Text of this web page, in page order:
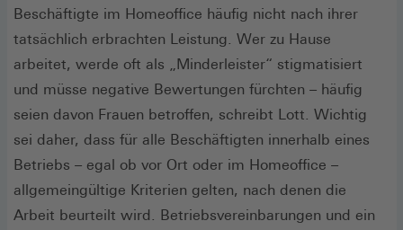
Beschäftigte im Homeoffice häufig nicht nach ihrer
tatsächlich erbrachten Leistung. Wer zu Hause
arbeitet, werde oft als „Minderleister“ stigmatisiert
und müsse negative Bewertungen fürchten – häufig
seien davon Frauen betroffen, schreibt Lott. Wichtig
sei daher, dass für alle Beschäftigten innerhalb eines
Betriebs – egal ob vor Ort oder im Homeoffice –
allgemeingültige Kriterien gelten, nach denen die
Arbeit beurteilt wird. Betriebsvereinbarungen und ein